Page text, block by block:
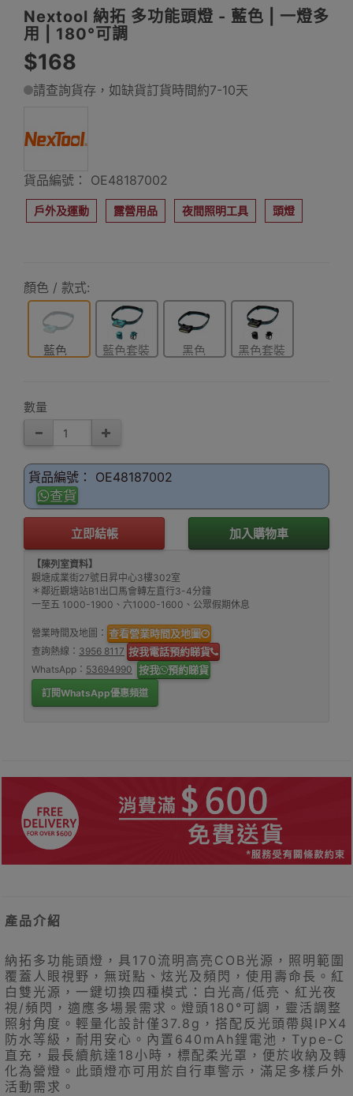
Nextool 納拓 多功能頭燈 - 藍色 | 一燈多
用 | 180°可調
$168
請查詢貨存，如缺貨訂貨時間約7-10天
貨品編號： OE48187002
戶外及運動 露營用品 夜間照明工具 頭燈
顏色 / 款式:
藍色 藍色套裝 黑色 黑色套裝
數量
貨品編號： OE48187002
查貨
立即結帳 加入購物車
【陳列室資料】
觀塘成業街27號日昇中心3樓302室
＊鄰近觀塘站B1出口馬會轉左直行3-4分鐘
一至五 1000-1900、六1000-1600、公眾假期休息
營業時間及地圖： 查看營業時間及地圖
查詢熱線： 3956 8117 按我電話預約睇貨
WhatsApp： 53694990 按我 預約睇貨
訂閱WhatsApp優惠頻道
產品介紹
納拓多功能頭燈，具170流明高亮COB光源，照明範圍
覆蓋人眼視野，無斑點、炫光及頻閃，使用壽命長。紅
白雙光源，一鍵切換四種模式：白光高/低亮、紅光夜
視/頻閃，適應多場景需求。燈頭180°可調，靈活調整
照射角度。輕量化設計僅37.8g，搭配反光頭帶與IPX4
防水等級，耐用安心。內置640mAh鋰電池，Type-C
直充，最長續航達18小時，標配柔光罩，便於收納及轉
化為營燈。此頭燈亦可用於自行車警示，滿足多樣戶外
活動需求。